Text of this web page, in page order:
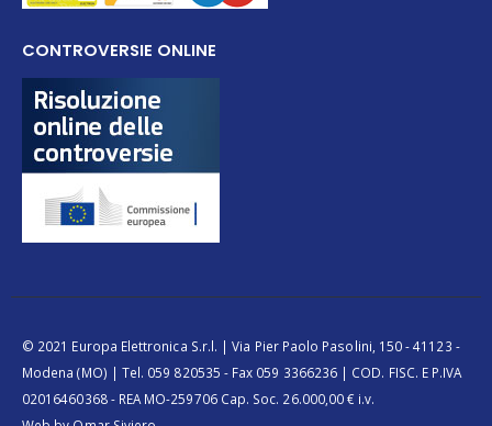
CONTROVERSIE ONLINE
© 2021 Europa Elettronica S.r.l. | Via Pier Paolo Pasolini, 150 - 41123 -
Modena (MO) | Tel. 059 820535 - Fax 059 3366236 | COD. FISC. E P.IVA
02016460368 - REA MO-259706 Cap. Soc. 26.000,00 € i.v.